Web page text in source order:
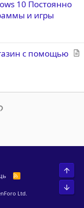
10 Постоянно
и игры
ь
с помощью
Ссылка
R
Ltd.